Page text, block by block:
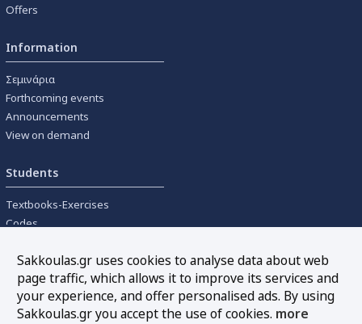
Offers
Information
Σεμινάρια
Forthcoming events
Announcements
View on demand
Students
Textbooks-Exercises
Codes
Tools
Online interest calculation
Sakkoulas.gr uses cookies to analyse data about web
page traffic, which allows it to improve its services and
your experience, and offer personalised ads. By using
Sakkoulas.gr you accept the use of cookies. more